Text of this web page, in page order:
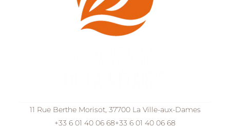
11 Rue Berthe Morisot, 37700 La Ville-aux-Dames
+33 6 01 40 06 68+33 6 01 40 06 68